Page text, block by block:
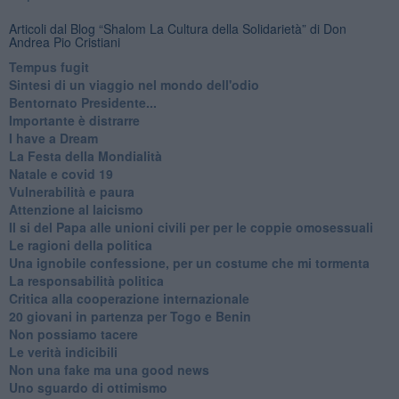
Articoli dal Blog “Shalom La Cultura della Solidarietà” di Don
Andrea Pio Cristiani
​Tempus fugit
​Sintesi di un viaggio nel mondo dell'odio
Bentornato Presidente...
Importante è distrarre
​I have a Dream
La Festa della Mondialità
Natale e covid 19
Vulnerabilità e paura
Attenzione al laicismo
Il si del Papa alle unioni civili per per le coppie omosessuali
Le ragioni della politica
​Una ignobile confessione, per un costume che mi tormenta
La responsabilità politica
Critica alla cooperazione internazionale
20 giovani in partenza per Togo e Benin
​Non possiamo tacere
​Le verità indicibili
Non una fake ma una good news
Uno sguardo di ottimismo